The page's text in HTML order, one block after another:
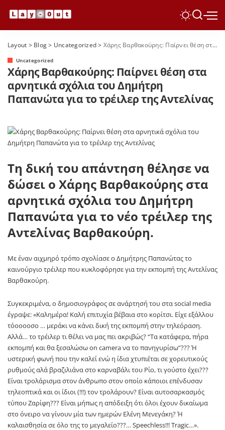
Layout > Blog> Uncategorized> Χάρης Βαρθακούρης: Παίρνει θέση στα αρνητικά σχόλια του Δημήτρη Παπανώτα για το τρέιλερ της Αντελίνας
Uncategorized
Χάρης Βαρθακούρης: Παίρνει θέση στα
αρνητικά σχόλια του Δημήτρη
Παπανώτα για το τρέιλερ της Αντελίνας
Τη δική του απάντηση θέλησε να
δώσει ο Χάρης Βαρθακούρης στα
αρνητικά σχόλια του Δημήτρη
Παπανώτα για το νέο τρέιλερ της
Αντελίνας Βαρθακούρη.
Με έναν αιχμηρό τρόπο σχολίασε ο Δημήτρης Παπανώτας το
καινούργιο τρέιλερ που κυκλοφόρησε για την εκπομπή της Αντελίνας
Βαρθακούρη.
Συγκεκριμένα, ο δημοσιογράφος σε ανάρτησή του στα social media
έγραψε: «Καλημέρα! Καλή επιτυχία βέβαια στο κορίτσι. Είχε εξάλλου
τόοοοοσο … μεράκι να κάνει δική της εκπομπή στην τηλεόραση.
Αλλά… το τρέιλερ τι θέλει να μας πει ακριβώς? “Τα κατάφερα, πήρα
εκπομπή και θα ξεσαλώσω on camera να το πανηγυρίσω”??? Ή
υστερική φωνή που την καλεί ενώ η ίδια χτυπιέται σε χορευτικούς
ρυθμούς αλά βραζιλιάνα στο καρναβάλι του Ρίο, τι γούστο έχει???
Είναι τρολάρισμα στον άνθρωπο στον οποίο κάποιοι επένδυσαν
τηλεοπτικά και οι ίδιοι (!!!) τον τρολάρουν? Είναι αυτοσαρκασμός
τύπου Ζαρίφη??? Είναι μήπως η απόδειξη ότι όλοι έχουν δικαίωμα
στο όνειρο να γίνουν μία των ημερών Ελένη Μενεγάκη? Ή
καλαισθησία σε όλο της το μεγαλείο???… Speechless!!! Tragic…».